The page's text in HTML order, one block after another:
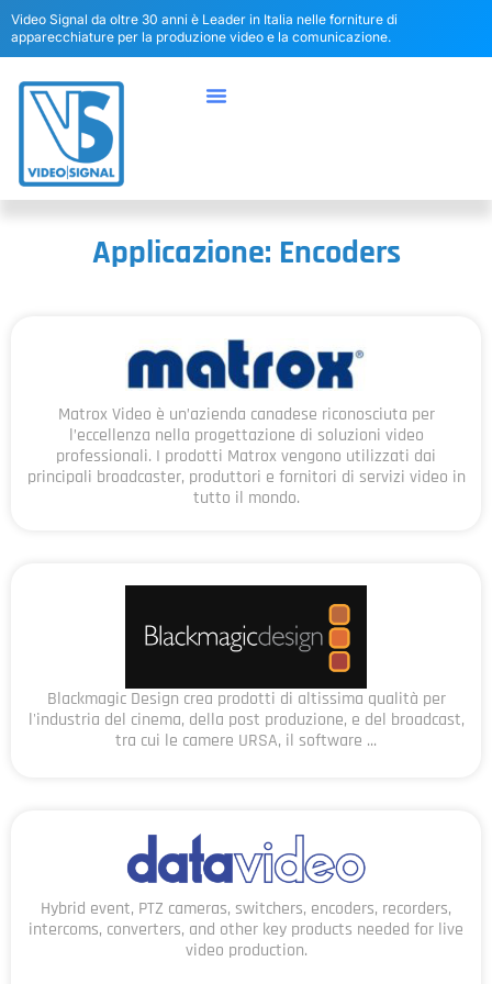
Video Signal da oltre 30 anni è Leader in Italia nelle forniture di
apparecchiature per la produzione video e la comunicazione.
Applicazione: Encoders
Matrox Video è un’azienda canadese riconosciuta per
l’eccellenza nella progettazione di soluzioni video
professionali. I prodotti Matrox vengono utilizzati dai
principali broadcaster, produttori e fornitori di servizi video in
tutto il mondo.
Blackmagic Design crea prodotti di altissima qualità per
l'industria del cinema, della post produzione, e del broadcast,
tra cui le camere URSA, il software ...
Hybrid event, PTZ cameras, switchers, encoders, recorders,
intercoms, converters, and other key products needed for live
video production.